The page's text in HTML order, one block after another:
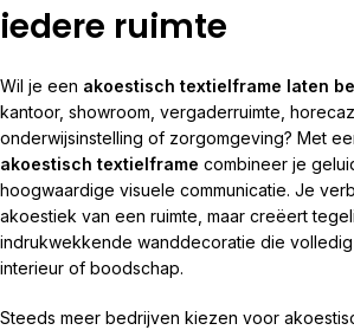
iedere ruimte
Wil je een akoestisch textielframe laten
kantoor, showroom, vergaderruimte,
onderwijsinstelling of zorgomgeving? Met
akoestisch textielframe combineer je
hoogwaardige visuele communicatie. Je
akoestiek van een ruimte, maar creëert
indrukwekkende wanddecoratie die volledig
interieur of boodschap.
Steeds meer bedrijven kiezen voor